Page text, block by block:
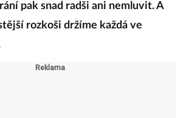
pak snad radši ani nemluvit. A
rozkoši držíme každá ve